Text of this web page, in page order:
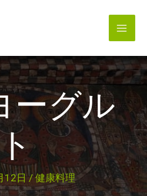
ーグル
12日/健康料理